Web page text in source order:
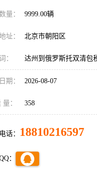
量： 9999.00辆
址： 北京市朝阳区
： 达州到俄罗斯托双清包
期： 2026-08-07
： 358
话： 18810216597
：